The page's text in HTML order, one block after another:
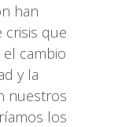
han
crisis que
cambio
y la
nuestros
los